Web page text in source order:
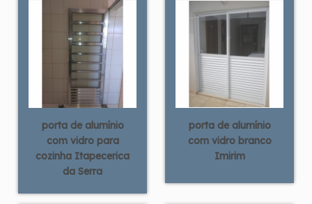
porta de alumínio
com vidro para
cozinha Itapecerica
da Serra
porta de alumínio
com vidro branco
Imirim